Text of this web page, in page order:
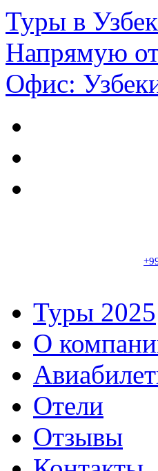
Туры в
Напрямую от
Офис:
Туры 2025
О
Отели
Отзывы